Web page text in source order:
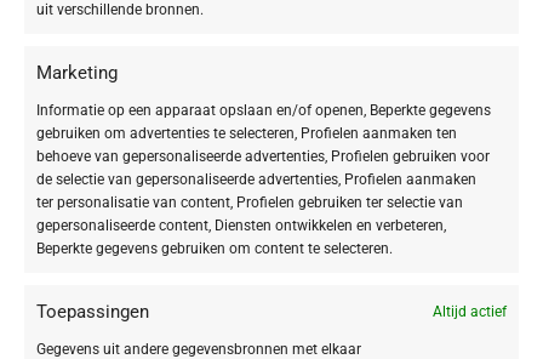
uit verschillende bronnen.
Marketing
Informatie op een apparaat opslaan en/of openen, Beperkte gegevens
gebruiken om advertenties te selecteren, Profielen aanmaken ten
behoeve van gepersonaliseerde advertenties, Profielen gebruiken voor
de selectie van gepersonaliseerde advertenties, Profielen aanmaken
ter personalisatie van content, Profielen gebruiken ter selectie van
gepersonaliseerde content, Diensten ontwikkelen en verbeteren,
Beperkte gegevens gebruiken om content te selecteren.
Toepassingen Altijd actief
Gegevens uit andere gegevensbronnen met elkaar
Exo Youth Cream vermindert de
Deze diepwerkende formule bevordert bestaande collageen- en
exosomenmechanismen, wat resulteert in een zichtbaar strakker,
gladder en stralenderuitziende teint.
De kern van de crème is het krachtige13,5% PRO-SIRT-NAD⁺
activatoren die de vitale processen in je huid ondersteunen met peptiden